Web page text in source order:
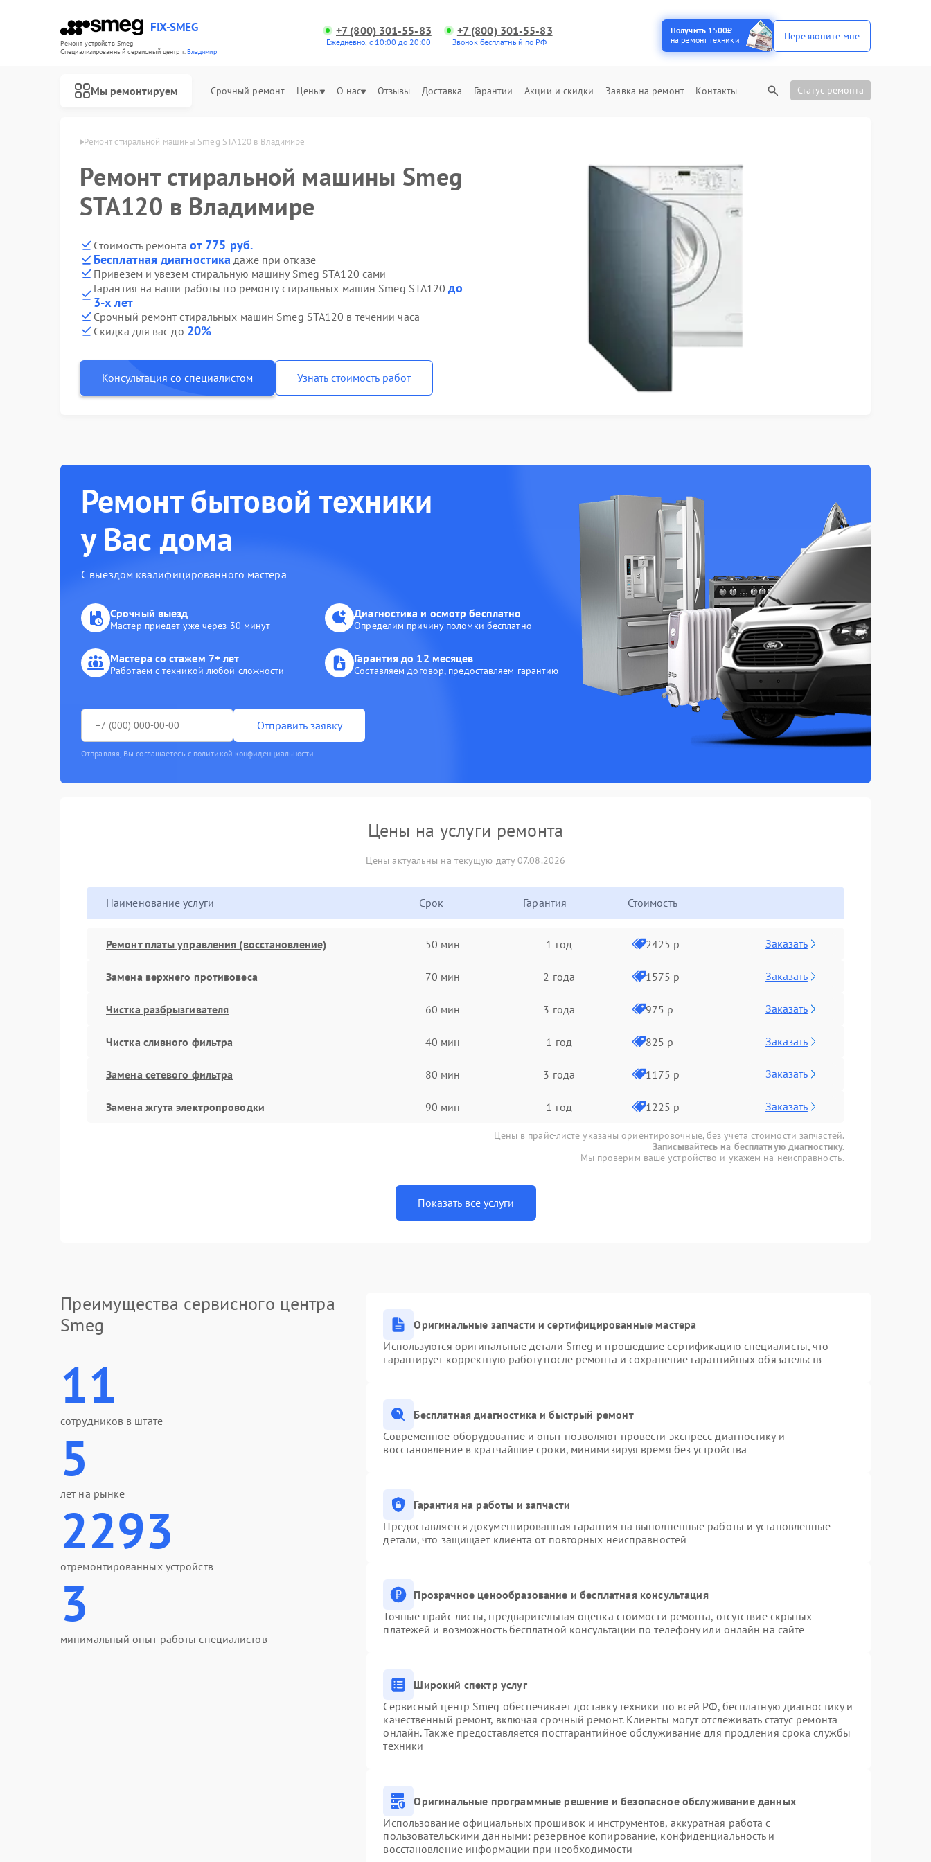
FIX-SMEG
Ремонт устройств Smeg
Специализированный cервисный центр г.Владимир
+7 (800) 301-55-83
Ежедневно, с 10:00 до 20:00
+7 (800) 301-55-83
Звонок бесплатный по РФ
Получить 1500₽
на ремонт техники
Перезвоните мне
Мы ремонтируем Срочный ремонт Цены О нас Отзывы Доставка Гарантии Акции и скидки Заявка на ремонт Контакты Статус ремонта
Ремонт стиральной машины Smeg STA120 в Владимире
Ремонт стиральной машины Smeg
STA120 в Владимире
Стоимость ремонта от 775 руб.
Бесплатная диагностика даже при отказе
Привезем и увезем стиральную машину Smeg STA120 сами
Гарантия на наши работы по ремонту стиральных машин Smeg STA120до
3-х лет
Срочный ремонт стиральных машин Smeg STA120 в течении часа
Скидка для вас до 20%
Консультация со специалистом Узнать стоимость работ
Ремонт бытовой техники
у Вас дома
С выездом квалифицированного мастера
Срочный выезд
Мастер приедет уже через 30 минут
Диагностика и осмотр бесплатно
Определим причину поломки бесплатно
Мастера со стажем 7+ лет
Работаем с техникой любой сложности
Гарантия до 12 месяцев
Составляем договор, предоставляем гарантию
Отправить заявку
Отправляя, Вы соглашаетесь с политикой конфиденциальности
Цены на услуги ремонта
Цены актуальны на текущую дату 07.08.2026
Наименование услуги Срок Гарантия Стоимость
Ремонт платы управления (восстановление) 50 мин 1 год 2425 р Заказать
Замена верхнего противовеса 70 мин 2 года 1575 р Заказать
Чистка разбрызгивателя 60 мин 3 года 975 р Заказать
Чистка сливного фильтра 40 мин 1 год 825 р Заказать
Замена сетевого фильтра 80 мин 3 года 1175 р Заказать
Замена жгута электропроводки 90 мин 1 год 1225 р Заказать
Цены в прайс-листе указаны ориентировочные, без учета стоимости запчастей.
Записывайтесь на бесплатную диагностику.
Мы проверим ваше устройство и укажем на неисправность.
Показать все услуги
Преимущества сервисного центра
Smeg
11
сотрудников в штате
5
лет на рынке
2293
отремонтированных устройств
3
минимальный опыт работы специалистов
Оригинальные запчасти и сертифицированные мастера
Используются оригинальные детали Smeg и прошедшие сертификацию специалисты, что
гарантирует корректную работу после ремонта и сохранение гарантийных обязательств
Бесплатная диагностика и быстрый ремонт
Современное оборудование и опыт позволяют провести экспресс-диагностику и
восстановление в кратчайшие сроки, минимизируя время без устройства
Гарантия на работы и запчасти
Предоставляется документированная гарантия на выполненные работы и установленные
детали, что защищает клиента от повторных неисправностей
Прозрачное ценообразование и бесплатная консультация
Точные прайс-листы, предварительная оценка стоимости ремонта, отсутствие скрытых
платежей и возможность бесплатной консультации по телефону или онлайн на сайте
Широкий спектр услуг
Сервисный центр Smeg обеспечивает доставку техники по всей РФ, бесплатную диагностику и
качественный ремонт, включая срочный ремонт. Клиенты могут отслеживать статус ремонта
онлайн. Также предоставляется постгарантийное обслуживание для продления срока службы
техники
Оригинальные программные решение и безопасное обслуживание данных
Использование официальных прошивок и инструментов, аккуратная работа с
пользовательскими данными: резервное копирование, конфиденциальность и
восстановление информации при необходимости